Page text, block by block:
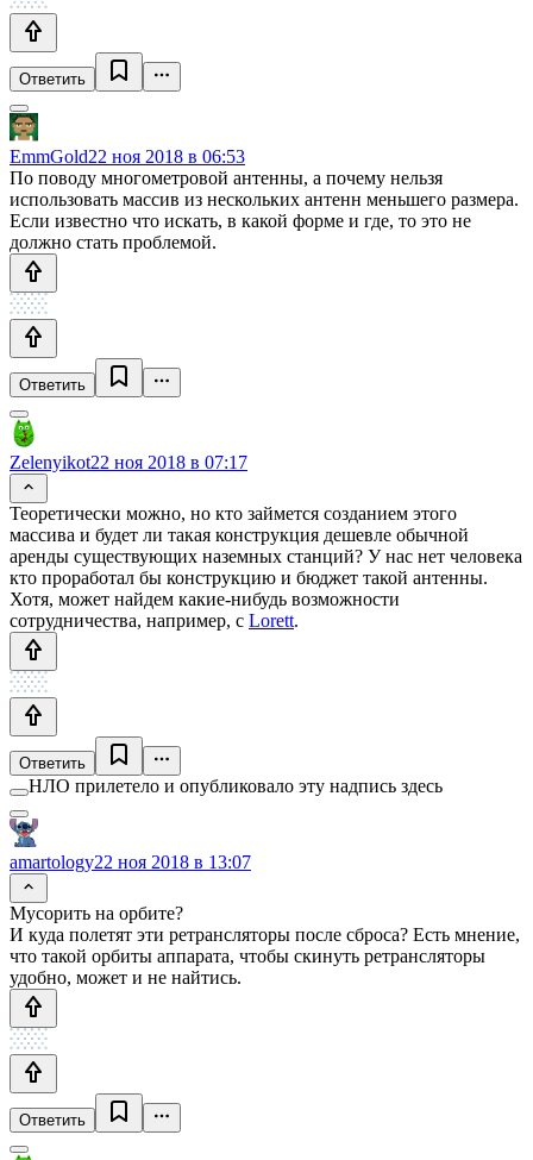
Ответить
EmmGold22 ноя 2018 в 06:53
По поводу многометровой антенны, а почему нельзя
использовать массив из нескольких антенн меньшего размера.
Если известно что искать, в какой форме и где, то это не
должно стать проблемой.
Ответить
Zelenyikot22 ноя 2018 в 07:17
Теоретически можно, но кто займется созданием этого
массива и будет ли такая конструкция дешевле обычной
аренды существующих наземных станций? У нас нет человека
кто проработал бы конструкцию и бюджет такой антенны.
Хотя, может найдем какие-нибудь возможности
сотрудничества, например, с Lorett.
Ответить
НЛО прилетело и опубликовало эту надпись здесь
amartology22 ноя 2018 в 13:07
Мусорить на орбите?
И куда полетят эти ретрансляторы после сброса? Есть мнение,
что такой орбиты аппарата, чтобы скинуть ретрансляторы
удобно, может и не найтись.
Ответить